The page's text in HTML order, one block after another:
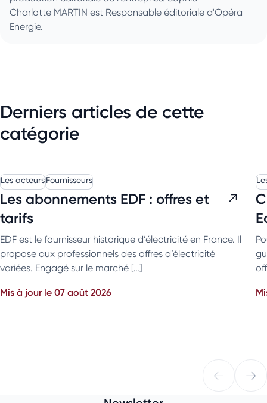
Charlotte MARTIN est Responsable éditoriale d'Opéra
Energie.
Derniers articles de cette
catégorie
Les acteursFournisseurs
Les abonnements EDF : offres et
tarifs
EDF est le fournisseur historique d’électricité en France. Il
propose aux professionnels des offres d’électricité
variées. Engagé sur le marché […]
Mis à jour le 07 août 2026